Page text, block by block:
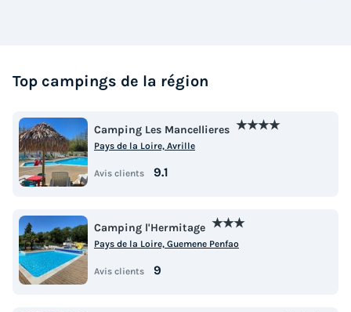
Top campings de la région
Camping Les Mancellieres ★★★★
Pays de la Loire, Avrille
Avis clients 9.1
Camping l'Hermitage ★★★
Pays de la Loire, Guemene Penfao
Avis clients 9